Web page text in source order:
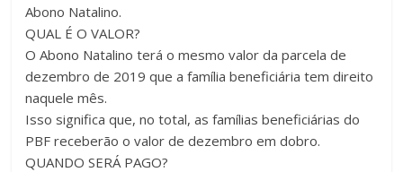
Abono Natalino.
QUAL É O VALOR?
O Abono Natalino terá o mesmo valor da parcela de
dezembro de 2019 que a família beneficiária tem direito
naquele mês.
Isso significa que, no total, as famílias beneficiárias do
PBF receberão o valor de dezembro em dobro.
QUANDO SERÁ PAGO?